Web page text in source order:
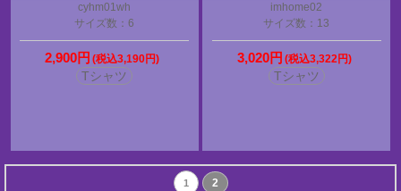
cyhm01wh
サイズ数：6
2,900円 (税込3,190円)
Tシャツ
imhome02
サイズ数：13
3,020円 (税込3,322円)
Tシャツ
1 2